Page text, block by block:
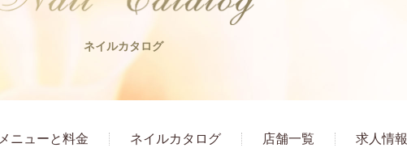
ネイルカタログ
メニューと料金 ネイルカタログ 店舗一覧 求人情報